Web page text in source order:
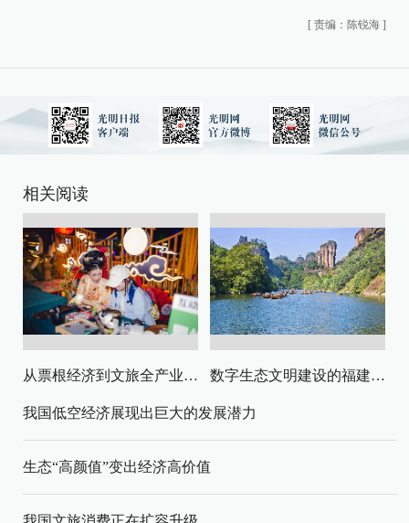
[ 责编：陈锐海 ]
相关阅读
从票根经济到文旅全产业链升级 数字生态文明建设的福建路径与启示
我国低空经济展现出巨大的发展潜力
生态“高颜值”变出经济高价值